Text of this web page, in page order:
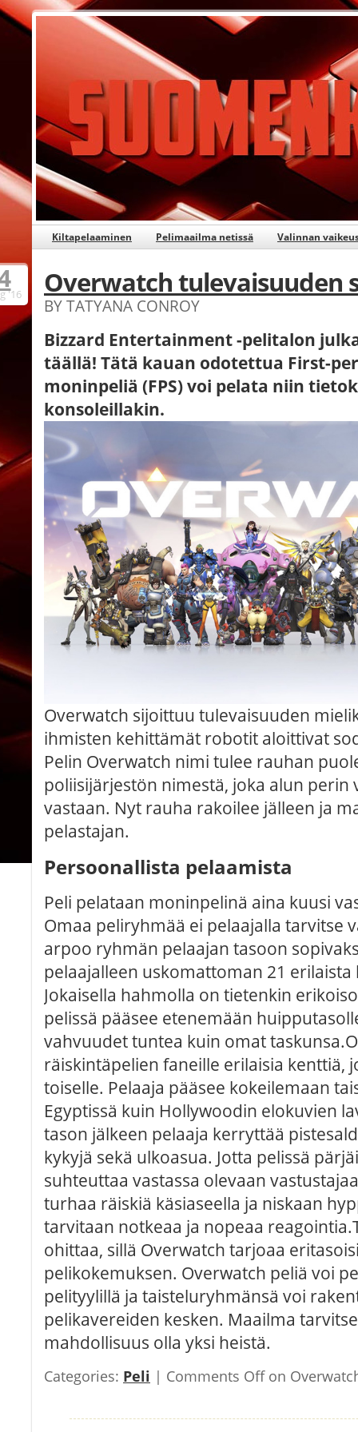
Kiltapelaaminen Pelimaailma netissä Valinnan
'16 Overwatch tulevaisuuden
BY TATYANA CONROY
Bizzard Entertainment -pelitalon
täällä! Tätä kauan odotettua First-
moninpeliä (FPS) voi pelata niin
konsoleillakin.
Overwatch sijoittuu tulevaisuuden
ihmisten kehittämät robotit aloittivat
Pelin Overwatch nimi tulee rauhan
poliisijärjestön nimestä, joka alun perin
vastaan. Nyt rauha rakoilee jälleen ja
pelastajan.
Persoonallista pelaamista
Peli pelataan moninpelinä aina kuusi
Omaa peliryhmää ei pelaajalla tarvitse
arpoo ryhmän pelaajan tasoon
pelaajalleen uskomattoman 21
Jokaisella hahmolla on tietenkin
pelissä pääsee etenemään
vahvuudet tuntea kuin omat
räiskintäpelien faneille erilaisia kenttiä,
toiselle. Pelaaja pääsee kokeilemaan
Egyptissä kuin Hollywoodin elokuvien
tason jälkeen pelaaja kerryttää
kykyjä sekä ulkoasua. Jotta pelissä
suhteuttaa vastassa olevaan
turhaa räiskiä käsiaseella ja niskaan
tarvitaan notkeaa ja nopeaa
ohittaa, sillä Overwatch tarjoaa
pelikokemuksen. Overwatch peliä voi
pelityylillä ja taisteluryhmänsä voi
pelikavereiden kesken. Maailma
mahdollisuus olla yksi heistä.
Categories: Peli | Comments Offon